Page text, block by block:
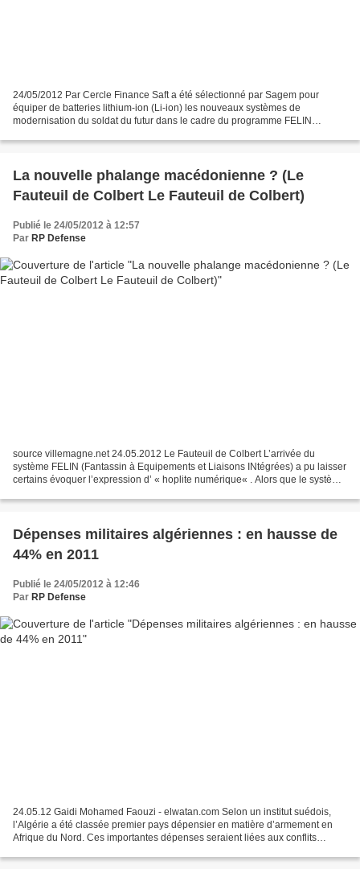
24/05/2012 Par Cercle Finance Saft a été sélectionné par Sagem pour
équiper de batteries lithium-ion (Li-ion) les nouveaux systèmes de
modernisation du soldat du futur dans le cadre du programme FELIN
La nouvelle phalange macédonienne ? (Le
Fauteuil de Colbert Le Fauteuil de Colbert)
Publié le 24/05/2012 à 12:57
Par RP Defense
source villemagne.net 24.05.2012 Le Fauteuil de Colbert L’arrivée du
système FELIN (Fantassin à Equipements et Liaisons INtégrées) a pu laisser
certains évoquer l’expression d’ « hoplite numérique« . Alors que le système
Dépenses militaires algériennes : en hausse de
44% en 2011
Publié le 24/05/2012 à 12:46
Par RP Defense
24.05.12 Gaidi Mohamed Faouzi - elwatan.com Selon un institut suédois,
l’Algérie a été classée premier pays dépensier en matière d’armement en
Afrique du Nord. Ces importantes dépenses seraient liées aux conflits